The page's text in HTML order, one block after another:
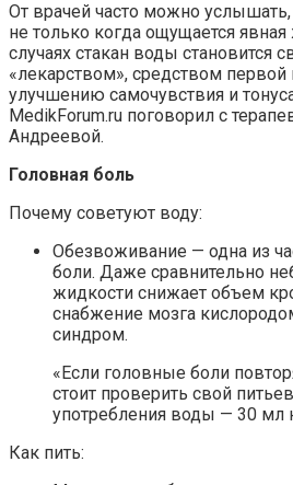
От врачей часто можно услышать,
не только когда ощущается
случаях стакан воды становится
«лекарством», средством
улучшению самочувствия и
MedikForum.ru поговорил с
Андреевой.
Головная боль
Почему советуют воду:
Обезвоживание — одна из
боли. Даже сравнительно
жидкости снижает объем
снабжение мозга
синдром.
«Если головные боли
стоит проверить свой
употребления воды — 30 мл
Как пить: